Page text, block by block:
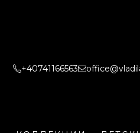
+40741166563